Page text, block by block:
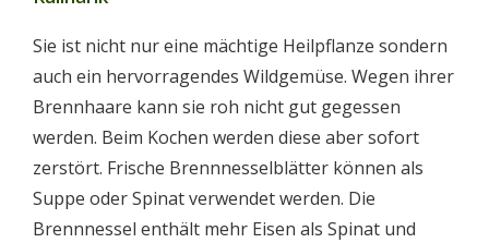
Sie ist nicht nur eine mächtige Heilpflanze sondern
auch ein hervorragendes Wildgemüse. Wegen ihrer
Brennhaare kann sie roh nicht gut gegessen
werden. Beim Kochen werden diese aber sofort
zerstört. Frische Brennnesselblätter können als
Suppe oder Spinat verwendet werden. Die
Brennnessel enthält mehr Eisen als Spinat und